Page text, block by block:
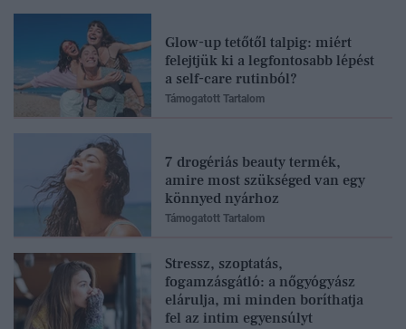
Glow-up tetőtől talpig: miért
felejtjük ki a legfontosabb lépést
a self-care rutinból?
Támogatott Tartalom
7 drogériás beauty termék,
amire most szükséged van egy
könnyed nyárhoz
Támogatott Tartalom
Stressz, szoptatás,
fogamzásgátló: a nőgyógyász
elárulja, mi minden boríthatja
fel az intim egyensúlyt